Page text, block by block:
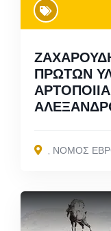
ΠΡΩΤΩΝ
, ΝΟΜΟΣ